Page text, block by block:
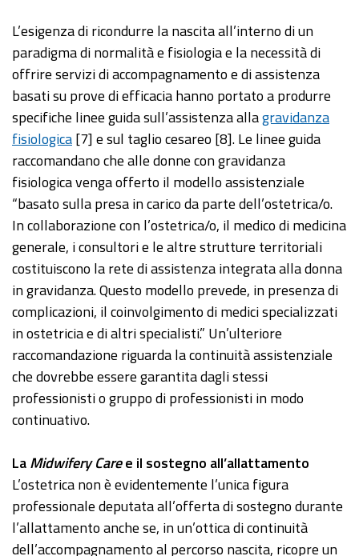
L’esigenza di ricondurre la nascita all’interno di un
paradigma di normalità e fisiologia e la necessità di
offrire servizi di accompagnamento e di assistenza
basati su prove di efficacia hanno portato a produrre
specifiche linee guida sull’assistenza allagravidanza
fisiologica[7] e sul taglio cesareo [8]. Le linee guida
raccomandano che alle donne con gravidanza
fisiologica venga offerto il modello assistenziale
“basato sulla presa in carico da parte dell’ostetrica/o.
In collaborazione con l’ostetrica/o, il medico di medicina
generale, i consultori e le altre strutture territoriali
costituiscono la rete di assistenza integrata alla donna
in gravidanza. Questo modello prevede, in presenza di
complicazioni, il coinvolgimento di medici specializzati
in ostetricia e di altri specialisti.” Un’ulteriore
raccomandazione riguarda la continuità assistenziale
che dovrebbe essere garantita dagli stessi
professionisti o gruppo di professionisti in modo
continuativo.
LaMidwifery Caree il sostegno all’allattamento
L’ostetrica non è evidentemente l’unica figura
professionale deputata all’offerta di sostegno durante
l’allattamento anche se, in un’ottica di continuità
dell’accompagnamento al percorso nascita, ricopre un